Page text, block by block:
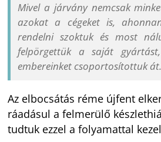
Mivel a járvány nemcsak
azokat a cégeket is,
rendelni szoktuk és most
felpörgettük a saját
embereinket csoportosítottuk át.
Az elbocsátás réme újfent
ráadásul a felmerülő
tudtuk ezzel a folyamattal